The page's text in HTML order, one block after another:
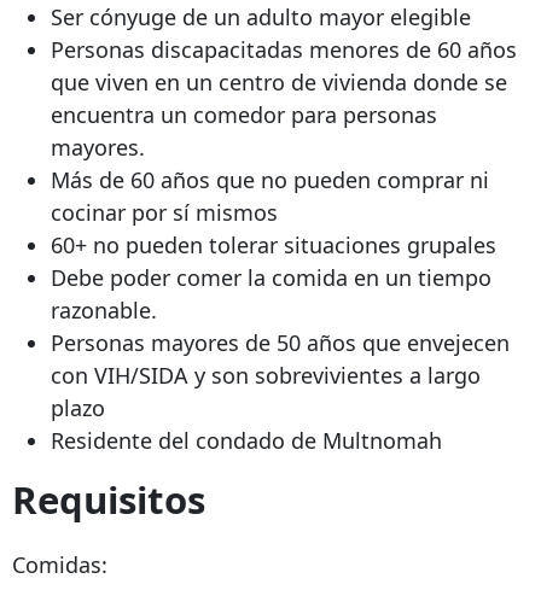
Ser cónyuge de un adulto mayor elegible
Personas discapacitadas menores de 60 años
que viven en un centro de vivienda donde se
encuentra un comedor para personas
mayores.
Más de 60 años que no pueden comprar ni
cocinar por sí mismos
60+ no pueden tolerar situaciones grupales
Debe poder comer la comida en un tiempo
razonable.
Personas mayores de 50 años que envejecen
con VIH/SIDA y son sobrevivientes a largo
plazo
Residente del condado de Multnomah
Requisitos
Comidas: